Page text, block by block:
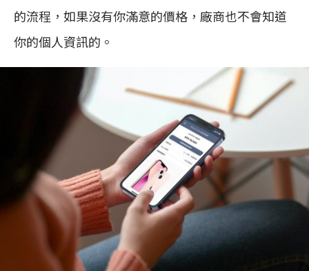
的流程，如果沒有你滿意的價格，廠商也不會知道
你的個人資訊的。